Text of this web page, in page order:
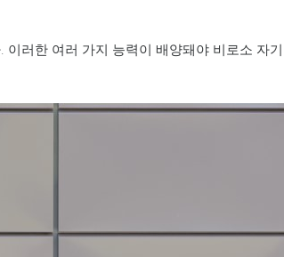
이러한 여러 가지 능력이 배양돼야 비로소 자